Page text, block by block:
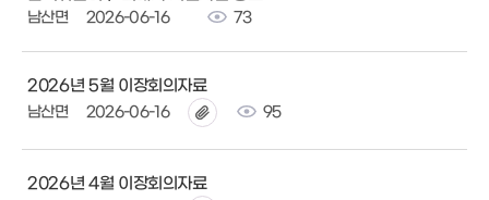
남산면 2026-06-16 73
2026년 5월 이장회의자료
남산면 2026-06-16 95
2026년 4월 이장회의자료